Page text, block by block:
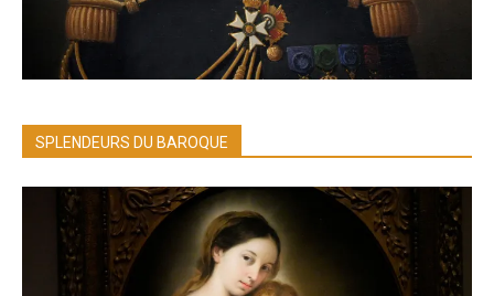
SPLENDEURS DU BAROQUE